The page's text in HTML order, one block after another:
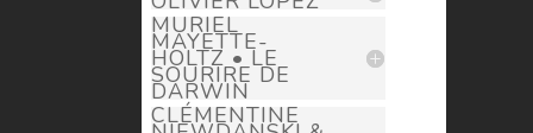
MURIEL
MAYETTE-
HOLTZ • LE
SOURIRE DE
DARWIN
CLÉMENTINE